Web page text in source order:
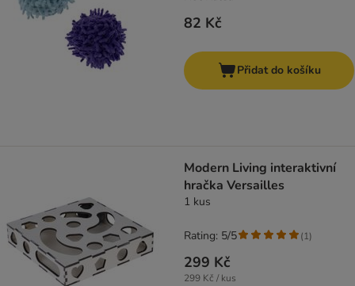
82 Kč
Přidat do košíku
Modern Living interaktivní
hračka Versailles
1 kus
299 Kč
299 Kč / kus
Rating: 5/5 (1)